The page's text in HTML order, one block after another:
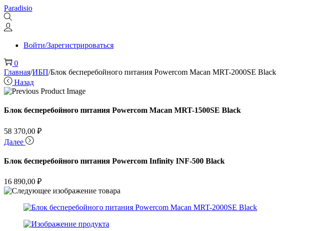
Перейти
к
навигации
Перейти
к
содержимому
Paradisio
Войти/Зарегистрироваться
0
Главная/ИБП/Блок бесперебойного питания Powercom Macan MRT-2000SE Black
Назад
Блок бесперебойного питания Powercom Macan MRT-1500SE Black
58 370,00 ₽
Далее
Блок бесперебойного питания Powercom Infinity INF-500 Black
16 890,00 ₽